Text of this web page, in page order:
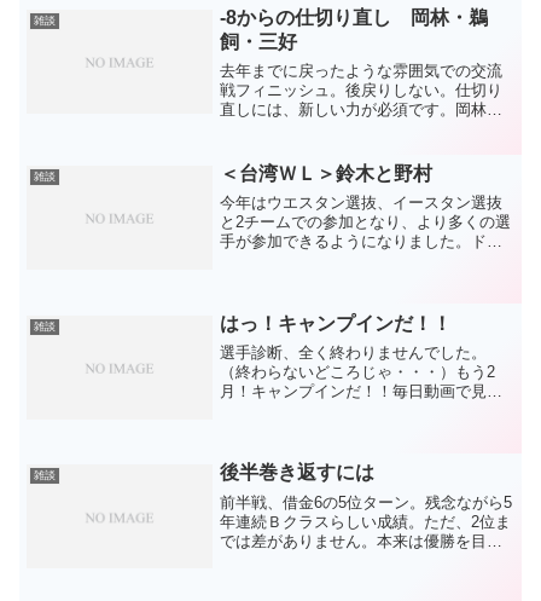
更新していきます。『有用性の低いコン
テンツ』ですが、よろしく...
雑談
-8からの仕切り直し 岡林・鵜
飼・三好
去年までに戻ったような雰囲気での交流
戦フィニッシュ。後戻りしない。仕切り
直しには、新しい力が必須です。岡林、
針は大賛成盆地です。そして、悪い時期
があってもまだ見られる数...
雑談 ＜台湾ＷＬ＞鈴木と野村
今年はウエスタン選抜、イースタン選抜
と2チームでの参加となり、より多くの選
手が参加できるようになりました。ドラ
もありがたい！ドラゴン...
雑談 はっ！キャンプインだ！！
選手診断、全く終わりませんでした。
（終わらないどころじゃ・・・）もう2
月！キャンプインだ！！毎日動画で見ら
るだけ動画もニュースも...
雑談 後半巻き返すには
前半戦、借金6の5位ターン。残念ながら5
年連続Ｂクラスらしい成績。ただ、2位ま
では差がありません。本来は優勝を目指